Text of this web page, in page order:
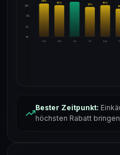
18%
12%
6%
0%
Apr
19%
Mai
18%
Jun Jul
17%
Aug
18%
Bester Zeitpunkt:
höchsten Rabatt